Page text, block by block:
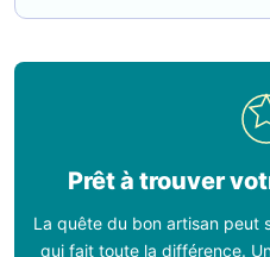
Prêt à trouver
La quête du bon artisan peut
qui fait toute la différence.